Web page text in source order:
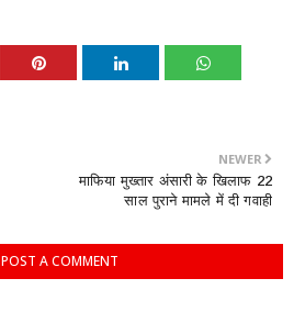
NEWER
माफिया मुख्तार अंसारी के खिलाफ 22
साल पुराने मामले में दी गवाही
POST A COMMENT